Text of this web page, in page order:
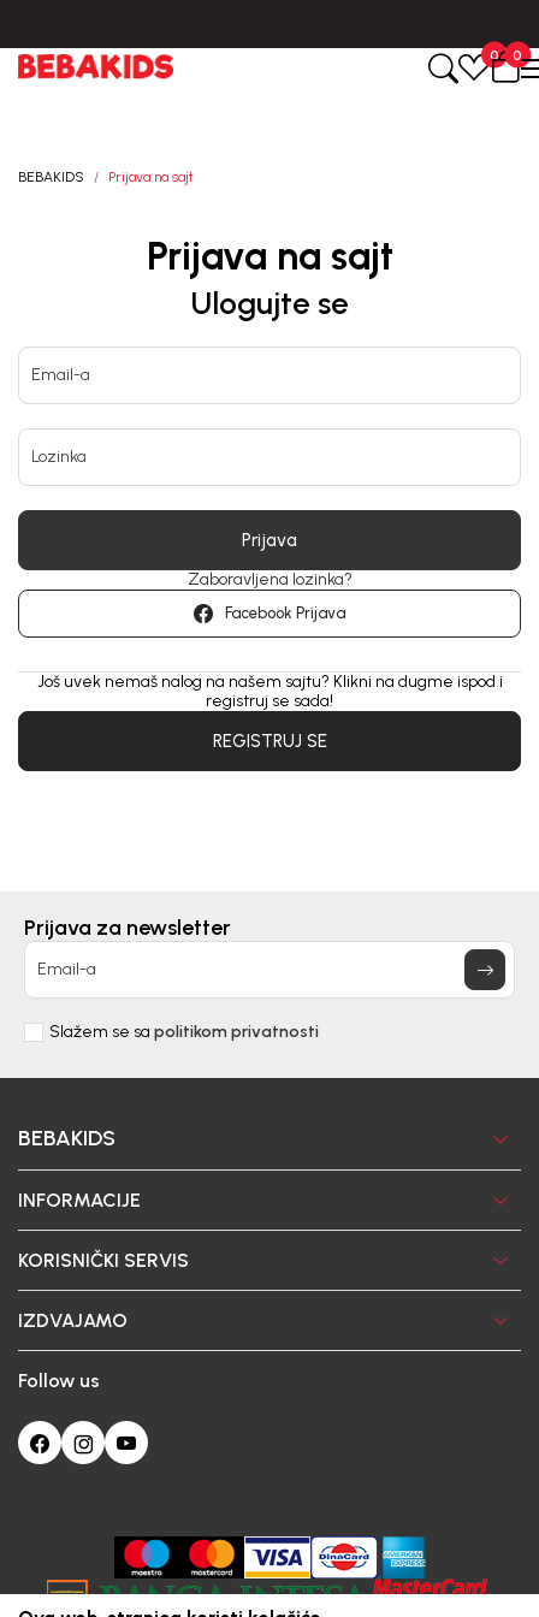
0
0
BEBAKIDS Prijava na sajt
Prijava na sajt
Ulogujte se
Email-a
Lozinka
Prijava
Zaboravljena lozinka?
Facebook Prijava
Još uvek nemaš nalog na našem sajtu? Klikni na dugme ispod i
registruj se sada!
REGISTRUJ SE
Prijava za newsletter
Email-a
Slažem se sa politikom privatnosti
BEBAKIDS
INFORMACIJE
KORISNIČKI SERVIS
IZDVAJAMO
Follow us